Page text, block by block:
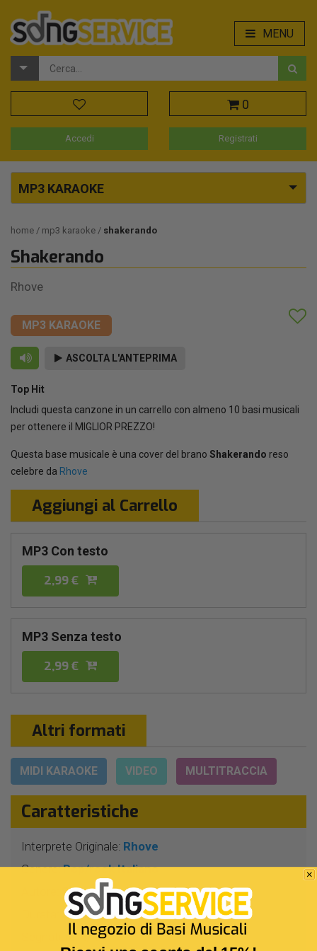
MENU
0
Accedi Registrati
MP3 KARAOKE
home mp3 karaoke shakerando
Shakerando
Rhove
MP3 KARAOKE
ASCOLTA L'ANTEPRIMA
Top Hit
Includi questa canzone in un carrello con almeno 10 basi musicali
per ottenere il MIGLIOR PREZZO!
Questa base musicale è una cover del brano Shakerando reso
celebre da Rhove
Aggiungi al Carrello
MP3 Con testo
2,99 €
MP3 Senza testo
2,99 €
Altri formati
MIDI KARAOKE VIDEO MULTITRACCIA
Caratteristiche
Interprete Originale: Rhove
Genere:Pop/rock Italiano
S.Roveda - N.Diane
3 Min 26 Sec
Segnatura: 4/4